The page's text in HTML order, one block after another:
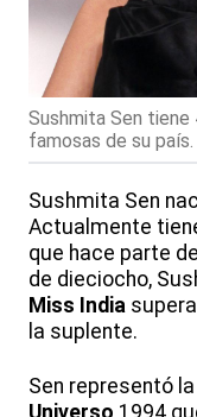
Sushmita Sen tiene
famosas de su país.
Sushmita Sen
Actualmente
que hace parte
de dieciocho,
Miss India
la suplente.
Sen representó la